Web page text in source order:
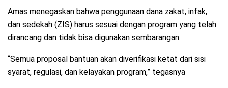
Amas menegaskan bahwa penggunaan dana zakat, infak,
dan sedekah (ZIS) harus sesuai dengan program yang telah
dirancang dan tidak bisa digunakan sembarangan.
“Semua proposal bantuan akan diverifikasi ketat dari sisi
syarat, regulasi, dan kelayakan program,” tegasnya